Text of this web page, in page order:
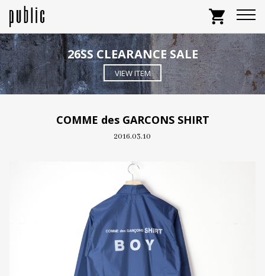
shopping_cart
26SS CLEARANCE SALE
VIEW ITEM
COMME des GARCONS SHIRT
2016.03.10